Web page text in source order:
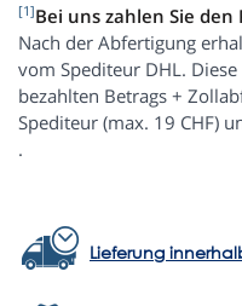
[1]Bei uns zahlen Sie
Nach der Abfertigung
vom Spediteur DHL.
bezahlten Betrags +
Spediteur (max. 19 CHF)
.
Lieferung